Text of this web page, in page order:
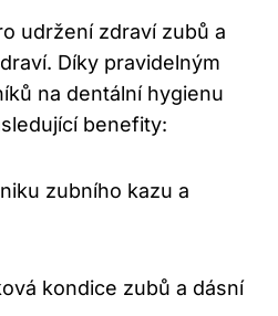
udržení zdraví zubů a
Díky pravidelným
na dentální hygienu
benefity:
zubního kazu a
kondice zubů a dásní